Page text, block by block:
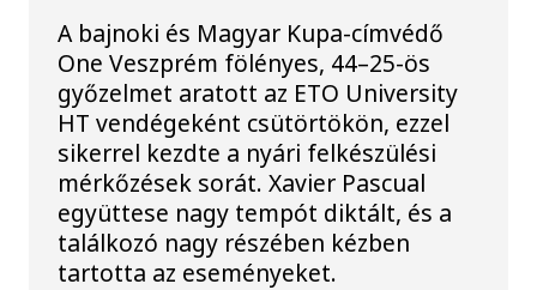
A bajnoki és Magyar Kupa-címvédő
One Veszprém fölényes, 44–25-ös
győzelmet aratott az ETO University
HT vendégeként csütörtökön, ezzel
sikerrel kezdte a nyári felkészülési
mérkőzések sorát. Xavier Pascual
együttese nagy tempót diktált, és a
találkozó nagy részében kézben
tartotta az eseményeket.